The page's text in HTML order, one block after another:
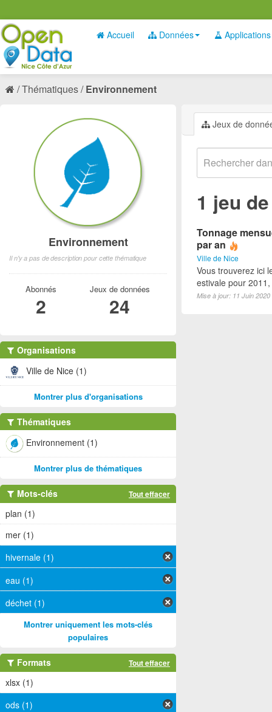
Accueil Données Applications
Thématiques Environnement
Jeux de
1 jeu
Tonnage
par an
Ville de Nice
Vous trouverez ici
estivale pour
Mise à jour: 11 Juin 2020
Environnement
Il n'y a pas de description pour cette thématique
Abonnés
2
Jeux de données
24
Organisations
Ville de Nice (1)
Montrer plus d'organisations
Thématiques
Environnement (1)
Montrer plus de thématiques
Mots-clés Tout effacer
plan (1)
mer (1)
hivernale (1)
eau (1)
déchet (1)
Montrer uniquement les mots-clés
populaires
Formats Tout effacer
xlsx (1)
ods (1)